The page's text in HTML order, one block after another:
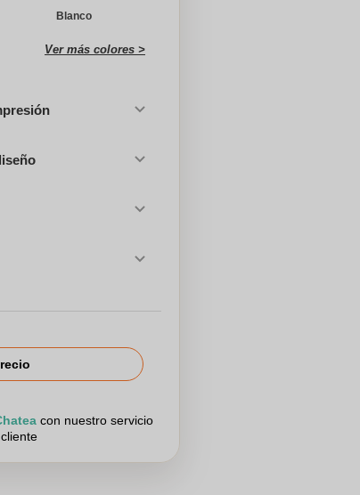
Blanco
Ver más colores >
con nuestro servicio